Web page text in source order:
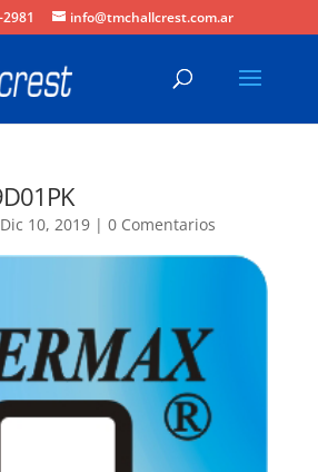
info@tmchallcrest.com.ar
Dic 10, 2019| 0 Comentarios